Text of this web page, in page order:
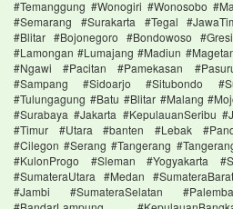
#Temanggung #Wonogiri #Wonosobo
#Semarang #Surakarta #Tegal
#Blitar #Bojonegoro #Bondowoso
#Lamongan #Lumajang #Madiun
#Ngawi #Pacitan #Pamekasan
#Sampang #Sidoarjo #Situbondo
#Tulungagung #Batu #Blitar #Malang
#Surabaya #Jakarta #KepulauanSeribu
#Timur #Utara #banten #Lebak
#Cilegon #Serang #Tangerang
#KulonProgo #Sleman #Yogyakarta
#SumateraUtara #Medan
#Jambi #SumateraSelatan